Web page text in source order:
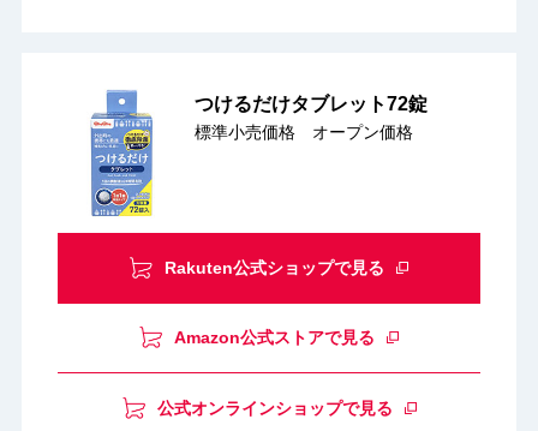
つけるだけタブレット72錠
標準小売価格 オープン価格
Rakuten公式ショップで見る
Amazon公式ストアで見る
公式オンラインショップで見る